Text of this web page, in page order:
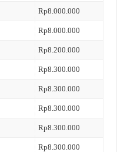
Rp8.000.000
Rp8.000.000
Rp8.200.000
Rp8.300.000
Rp8.300.000
Rp8.300.000
Rp8.300.000
Rp8.300.000